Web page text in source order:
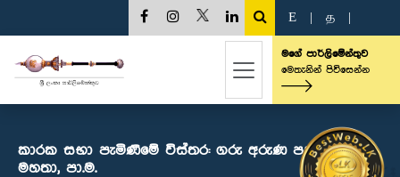
E த
මගේ පාර්ලිමේන්තුව
මෙතැනින් පිවිසෙන්න
කාරක සභා පැමිණීමේ විස්තර: ගරු අරුණ පනාගොඩ
මහතා, පා.ම.